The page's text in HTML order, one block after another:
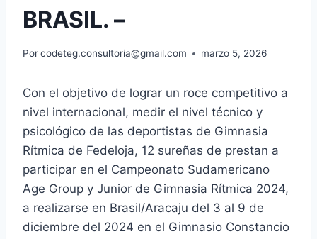
BRASIL. –
Porcodeteg.consultoria@gmail.com marzo 5, 2026
Con el objetivo de lograr un roce competitivo a
nivel internacional, medir el nivel técnico y
psicológico de las deportistas de Gimnasia
Rítmica de Fedeloja, 12 sureñas de prestan a
participar en el Campeonato Sudamericano
Age Group y Junior de Gimnasia Rítmica 2024,
a realizarse en Brasil/Aracaju del 3 al 9 de
diciembre del 2024 en el Gimnasio Constancio